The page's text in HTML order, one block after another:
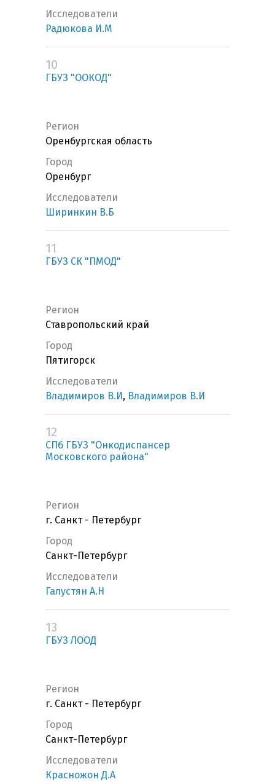
Исследователи
Радюкова И.М
10
ГБУЗ "ООКОД"
Регион
Оренбургская область
Город
Оренбург
Исследователи
Ширинкин В.Б
11
ГБУЗ СК "ПМОД"
Регион
Ставропольский край
Город
Пятигорск
Исследователи
Владимиров В.И, Владимиров В.И
12
СПб ГБУЗ "Онкодиспансер
Московского района"
Регион
г. Санкт - Петербург
Город
Санкт-Петербург
Исследователи
Галустян А.Н
13
ГБУЗ ЛООД
Регион
г. Санкт - Петербург
Город
Санкт-Петербург
Исследователи
Красножон Д.А